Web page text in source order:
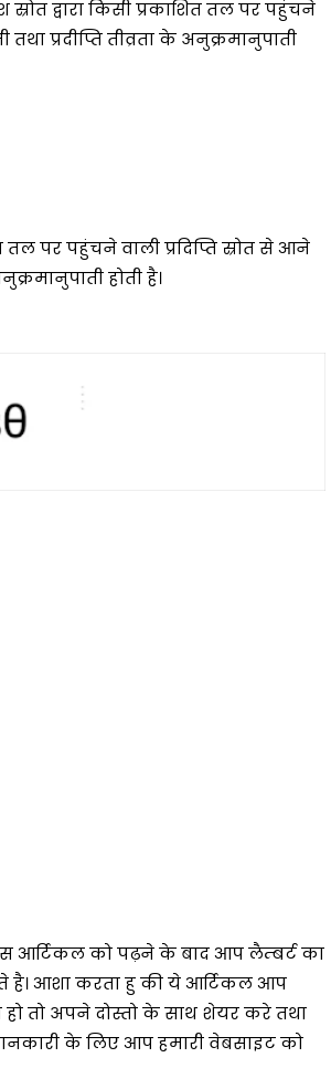
स्रोत द्वारा किसी प्रकाशित तल पर पहुंचने
प्रदीप्ति तीव्रता के अनुक्रमानुपाती
तल पर पहुंचने वाली प्रदिप्ति स्रोत से आने
होती है।
आर्टिकल को पढ़ने के बाद आप लैम्बर्ट का
है। आशा करता हु की ये आर्टिकल आप
तो अपने दोस्तो के साथ शेयर करे तथा
के लिए आप हमारी वेबसाइट को